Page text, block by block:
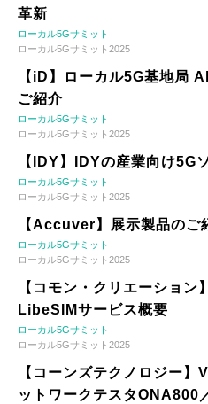
革新
ローカル5Gサミット
ローカル5Gサミット2025
【iD】ローカル5G基地局
ご紹介
ローカル5Gサミット
ローカル5Gサミット2025
【IDY】IDYの産業向け5G
ローカル5Gサミット
ローカル5Gサミット2025
【Accuver】展示製品のご
ローカル5Gサミット
ローカル5Gサミット2025
【コモン・クリエーショ
LibeSIMサービス概要
ローカル5Gサミット
ローカル5Gサミット2025
【コーンズテクノロジー
ットワークテスタONA800